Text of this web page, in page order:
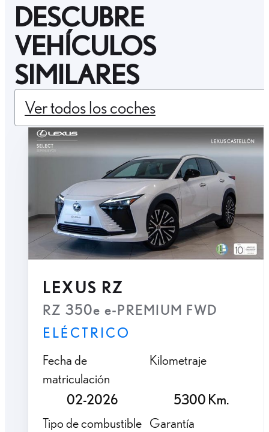
DESCUBRE
VEHÍCULOS
SIMILARES
Ver todos los coches
LEXUS RZ
RZ 350e e-PREMIUM FWD
ELÉCTRICO
Fecha de
matriculación
02-2026
Kilometraje
5300 Km.
Tipo de combustible Garantía